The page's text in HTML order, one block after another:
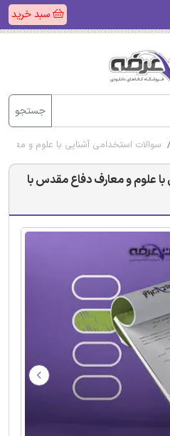
سبد خرید
جستجو
سوالات استخدامی آشنایی با علوم و
علوم و معارف دفاع مقدس با